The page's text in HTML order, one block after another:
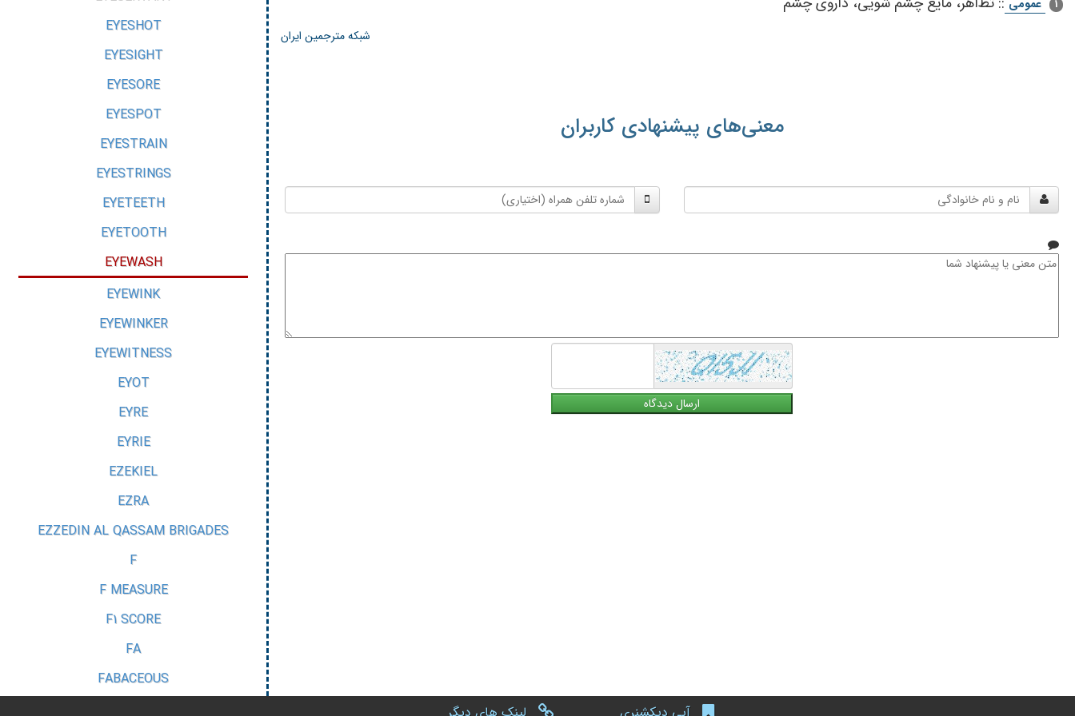
1 عمومی
شبکه مترجمین ایران
معنی‌های پیشنهادی کاربران
و
شماره
تلفن
متن
EYESHOT
EYESIGHT
EYESORE
EYESPOT
EYESTRAIN
EYESTRINGS
EYETEETH
EYETOOTH
EYEWASH
EYEWINK
EYEWINKER
EYEWITNESS
EYOT
EYRE
EYRIE
EZEKIEL
EZRA
EZZEDIN AL QASSAM BRIGADES
F
F MEASURE
F1 SCORE
FA
FABACEOUS